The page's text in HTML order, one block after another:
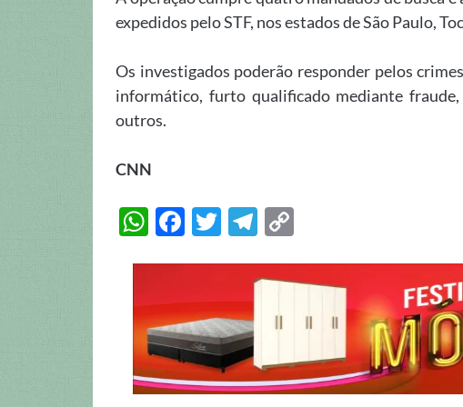
expedidos pelo STF, nos estados de São Paulo,
Os investigados poderão responder pelos
informático, furto qualificado mediante
outros.
CNN
W
s
A
p
p
F
b
o
o
k
T
er
T
e
gr
m
p
y
Li
n
k